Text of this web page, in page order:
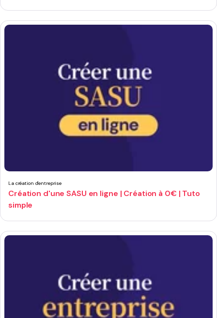
La création d'entreprise
Création d'une SASU en ligne | Création à 0€ | Tuto
simple